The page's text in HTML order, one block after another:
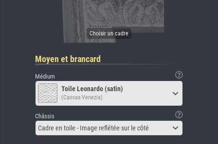
Moyen et brancard
Médium
Toile Leonardo (satin)
(Canvas Venezia)
Châssis
Cadre en toile - Image reflétée sur le côté